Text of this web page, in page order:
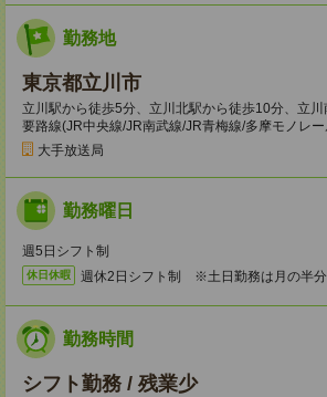
勤務地
東京都立川市
立川駅から徒歩5分、立川北駅から徒歩10分、立
要路線(JR中央線/JR南武線/JR青梅線/多摩モノレ
大手放送局
勤務曜日
週5日シフト制
休日休暇 週休2日シフト制 ※土日勤務は月の半分
勤務時間
シフト勤務 / 残業少